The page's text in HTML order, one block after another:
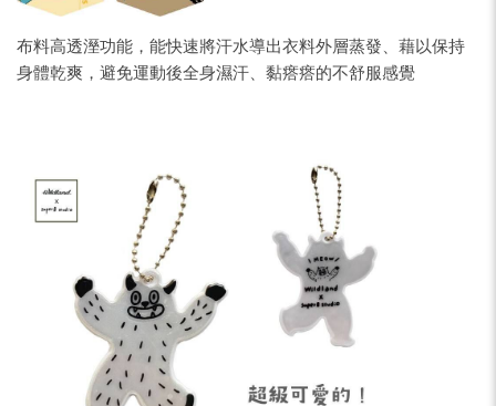
布料高透溼功能，能快速將汗水導出衣料外層蒸發、藉以保持
身體乾爽，避免運動後全身濕汗、黏瘩瘩的不舒服感覺